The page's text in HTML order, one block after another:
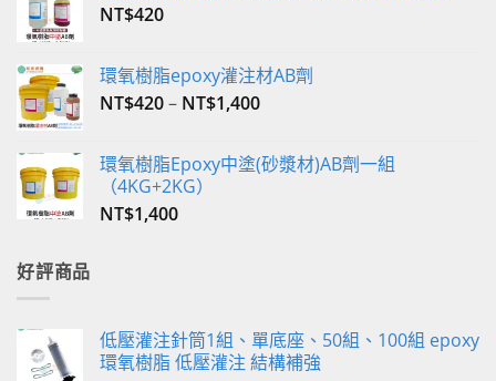
NT$420
環氧樹脂epoxy灌注材AB劑
NT$420– NT$1,400
環氧樹脂Epoxy中塗(砂漿材)AB劑一組
（4KG+2KG）
NT$1,400
好評商品
低壓灌注針筒1組、單底座、50組、100組 epoxy
環氧樹脂 低壓灌注 結構補強